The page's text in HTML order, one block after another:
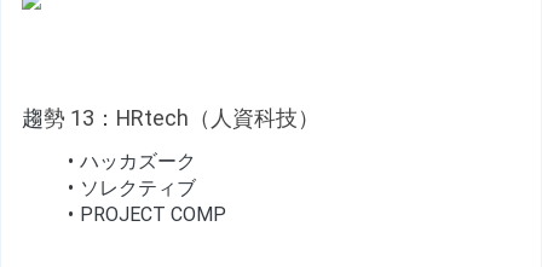
趨勢 13：HRtech（人資科技）
ハッカズーク
ソレクティブ
PROJECT COMP